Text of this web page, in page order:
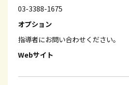
03-3388-1675
オプション
指導者にお問い合わせください。
Webサイト